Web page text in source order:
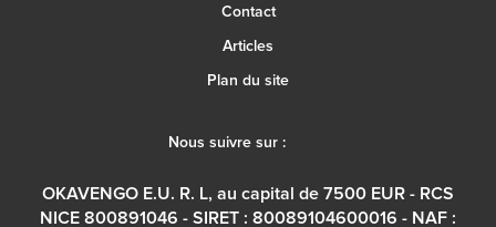
Contact
Articles
Plan du site
Nous suivre sur :
OKAVENGO E.U. R. L, au capital de 7500 EUR - RCS
NICE 800891046 - SIRET : 80089104600016 - NAF :